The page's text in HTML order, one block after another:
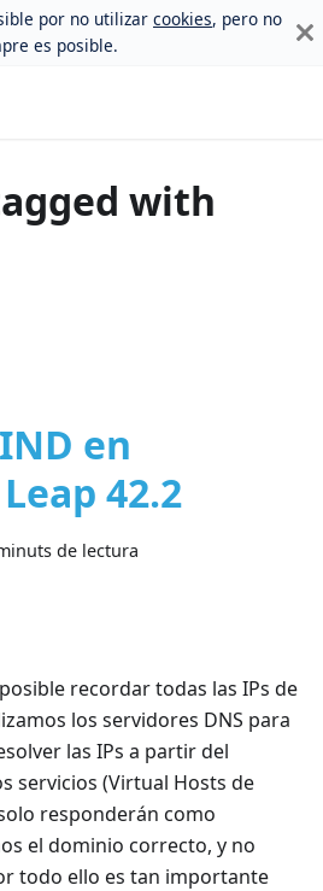
por no utilizar cookies, pero no
es posible.
with
en
42.2
de lectura
recordar todas las IPs de
los servidores DNS para
las IPs a partir del
servicios (Virtual Hosts de
responderán como
el dominio correcto, y no
todo ello es tan importante